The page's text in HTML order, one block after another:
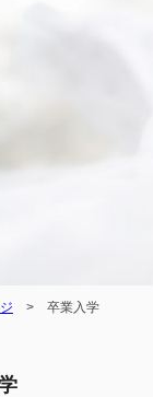
> 卒業入学